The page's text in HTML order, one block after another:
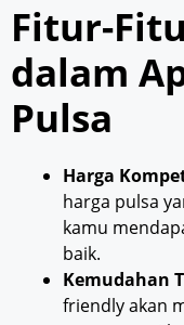
Fitur-
dalam
Pulsa
Harga
harga pulsa
kamu
baik.
Kemudahan
friendly akan